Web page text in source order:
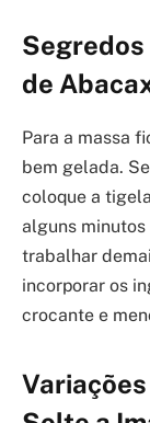
Segredos
de
Para a massa
bem gelada.
coloque a
alguns minutos
trabalhar
incorporar os
crocante e